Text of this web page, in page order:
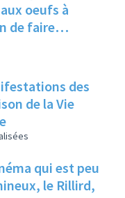
oeufs à
de faire
aux habitants
des
de la Vie
qui est peu
le Rillird,